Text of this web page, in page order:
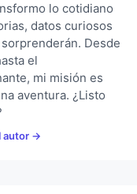
lo cotidiano
datos curiosos
Desde
el
mi misión es
aventura. ¿Listo
autor